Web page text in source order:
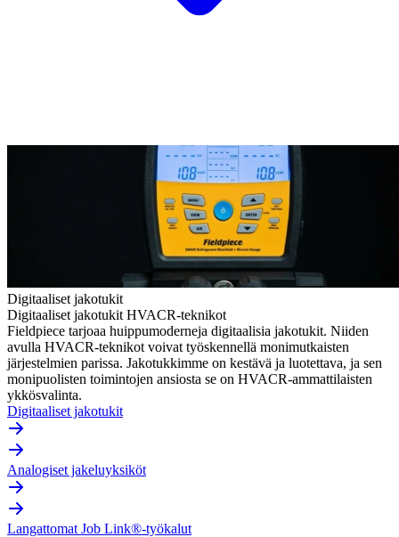
Digitaaliset jakotukit
Digitaaliset jakotukit HVACR-teknikot
Fieldpiece tarjoaa huippumoderneja digitaalisia jakotukit. Niiden
avulla HVACR-teknikot voivat työskennellä monimutkaisten
järjestelmien parissa. Jakotukkimme on kestävä ja luotettava, ja sen
monipuolisten toimintojen ansiosta se on HVACR-ammattilaisten
ykkösvalinta.
Digitaaliset jakotukit
Analogiset jakeluyksiköt
Langattomat Job Link®-työkalut